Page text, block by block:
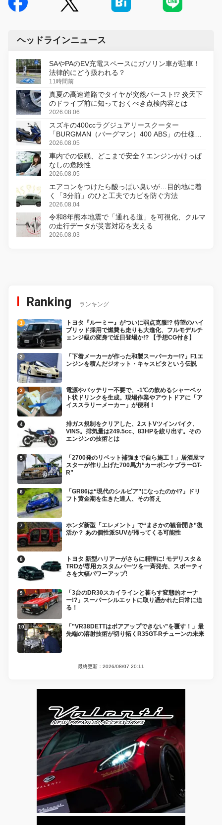
ヘッドラインニュース
SAやPAのEV充電スペースにガソリン車が駐車！
法律的にどう扱われる？
11時間前
真夏の高速道路でタイヤが突然バースト!? 炎天下
のドライブ前に知っておくべき点検内容とは
2026.08.06
スズキの400ccラグジュアリースクーター
「BURGMAN（バーグマン）400 ABS」の仕様を
変更し、8月18日に発売
2026.08.05
車内での仮眠、どこまで安全？エンジンかけっぱ
なしの危険性
2026.08.05
エアコンをつけたら酸っぱい臭いが…目的地に着
く「3分前」のひと工夫でカビを防ぐ方法
2026.08.04
令和8年熊本地震で「通れる道」を可視化、クルマ
の走行データが災害対応を支える
2026.08.03
Ranking ランキング
トヨタ『ルーミー』がついに弱点克服!? 待望のハイ
ブリッド採用で燃費も走りも大進化、フルモデルチ
ェンジ級の変身で近日登場か!? 【予想CG付き】
「下着メーカーが作った和製スーパーカー!?」F1エ
ンジンを積んだジオット・キャスピタという伝説
電源やバッテリー不要で、-1℃の飲めるシャーベッ
ト状ドリンクを生成。現場作業やアウトドアに「ア
イススラリーメーカー」が便利！
排ガス規制をクリアした、2ストVツインバイク、
VINS。排気量は249.5cc、83HPを絞り出す。その
エンジンの技術とは
「2700発のリベット補強まで自ら施工！」居酒屋マ
スターが作り上げた700馬力“カーボンケブラーGT-
R”
「GR86は“現代のシルビア”になったのか!?」ドリ
フト黄金期を生きた達人、その答え
ホンダ新型「エレメント」で“まさかの観音開き”復
活か？ あの個性派SUVが帰ってくる可能性
トヨタ 新型ハリアーがさらに精悍に! モデリスタ＆
TRDが専用カスタムパーツを一斉発売、スポーティ
さを大幅パワーアップ!
「3台のDR30スカイラインと暮らす変態的オーナ
ー!?」スーパーシルエットに取り憑かれた日常に迫
る！
「”VR38DETTはボアアップできない”を覆す！」最
先端の溶射技術が切り拓くR35GT-Rチューンの未来
最終更新：2026/08/07 20:11